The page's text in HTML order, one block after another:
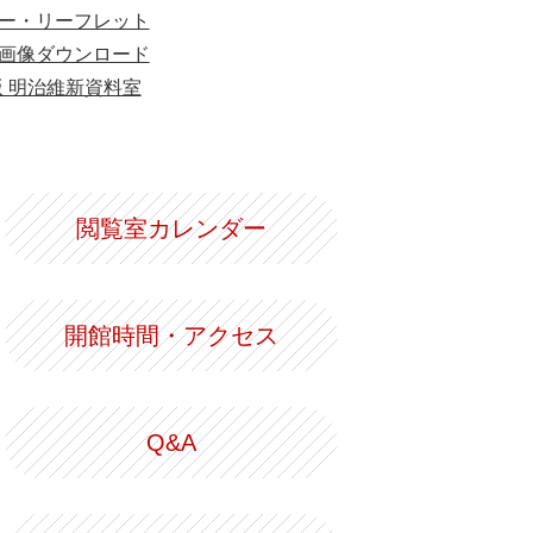
・リーフレット
像ダウンロード
明治維新資料室
閲覧室カレンダー
開館時間・アクセス
Q&A